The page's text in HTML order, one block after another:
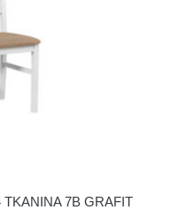
7B GRAFIT